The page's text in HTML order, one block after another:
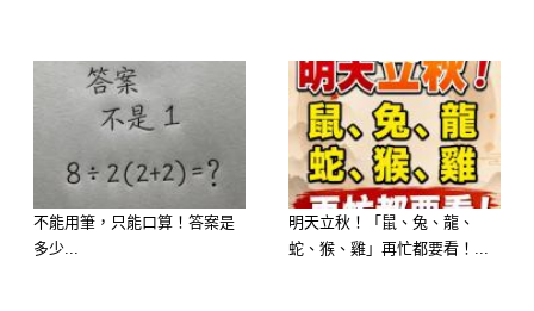
不能用筆，只能口算！答案是
多少...
明天立秋！「鼠、兔、龍、
蛇、猴、雞」再忙都要看！...